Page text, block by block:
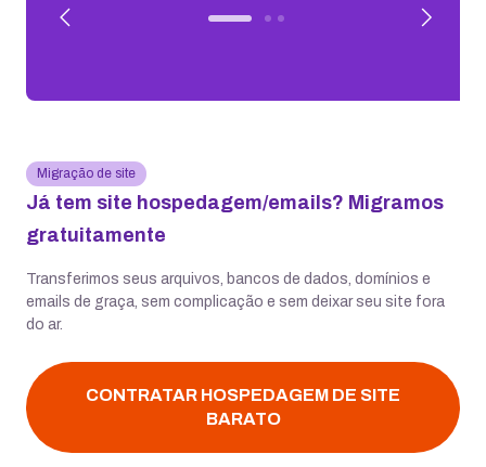
Migração de site
Já tem site hospedagem/emails? Migramos
gratuitamente
Transferimos seus arquivos, bancos de dados, domínios e
emails de graça, sem complicação e sem deixar seu site fora
do ar.
CONTRATAR HOSPEDAGEM DE SITE
BARATO